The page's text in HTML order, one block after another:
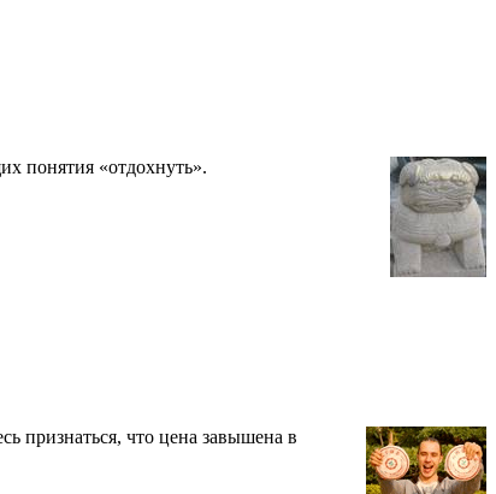
понятия «отдохнуть».
признаться, что цена завышена в